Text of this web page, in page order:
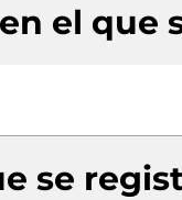
el que
se